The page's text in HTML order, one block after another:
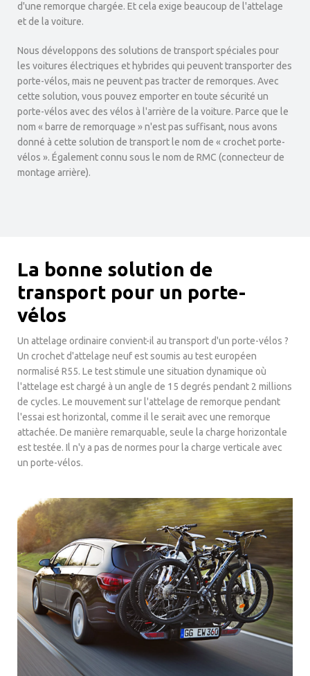
d'une remorque chargée. Et cela exige beaucoup de l'attelage
et de la voiture.
Nous développons des solutions de transport spéciales pour
les voitures électriques et hybrides qui peuvent transporter des
porte-vélos, mais ne peuvent pas tracter de remorques. Avec
cette solution, vous pouvez emporter en toute sécurité un
porte-vélos avec des vélos à l'arrière de la voiture. Parce que le
nom « barre de remorquage » n'est pas suffisant, nous avons
donné à cette solution de transport le nom de « crochet porte-
vélos ». Également connu sous le nom de RMC (connecteur de
montage arrière).
La bonne solution de
transport pour un porte-
vélos
Un attelage ordinaire convient-il au transport d'un porte-vélos ?
Un crochet d'attelage neuf est soumis au test européen
normalisé R55. Le test stimule une situation dynamique où
l'attelage est chargé à un angle de 15 degrés pendant 2 millions
de cycles. Le mouvement sur l'attelage de remorque pendant
l'essai est horizontal, comme il le serait avec une remorque
attachée. De manière remarquable, seule la charge horizontale
est testée. Il n'y a pas de normes pour la charge verticale avec
un porte-vélos.